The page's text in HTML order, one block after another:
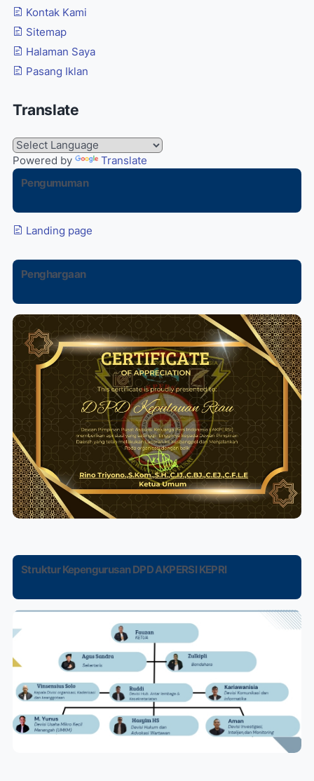
Kontak Kami
Sitemap
Halaman Saya
Pasang Iklan
Translate
Powered by
Translate
Pengumuman
Landing page
Penghargaan
Struktur Kepengurusan DPD AKPERSI KEPRI